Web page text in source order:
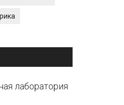
лаборатория